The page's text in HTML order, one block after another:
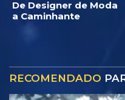
De Designer de Moda
a Caminhante
RECOMENDADO